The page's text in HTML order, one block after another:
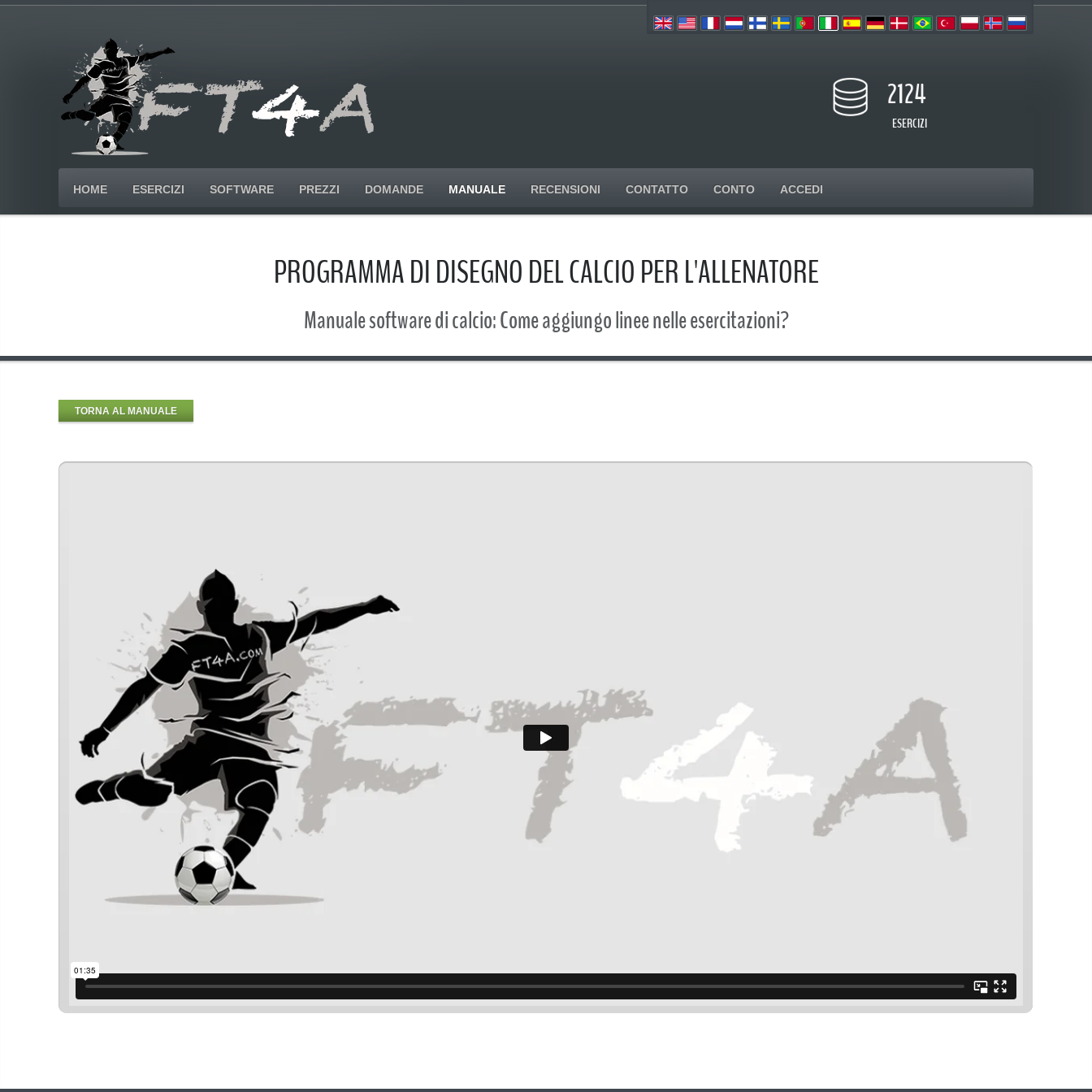
2124
ESERCIZI
HOME ESERCIZI SOFTWARE PREZZI DOMANDE MANUALE RECENSIONI CONTATTO CONTO ACCEDI
PROGRAMMA DI DISEGNO DEL CALCIO PER L'ALLENATORE
Manuale software di calcio: Come aggiungo linee nelle esercitazioni?
TORNA AL MANUALE